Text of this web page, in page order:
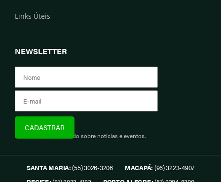
Links Úteis
NEWSLETTER
Assine e fique informado sobre notícias e eventos.
SANTA MARIA:(55) 3026-3206 MACAPÁ: (96) 3223-4907